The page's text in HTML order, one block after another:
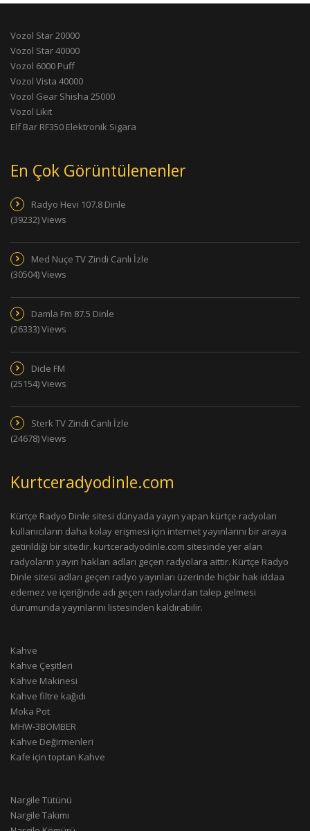
Vozol Star 20000
Vozol Star 40000
Vozol 6000 Puff
Vozol Vista 40000
Vozol Gear Shisha 25000
Vozol Likit
Elf Bar RF350 Elektronik Sigara
En Çok Görüntülenenler
Radyo Hevi 107.8 Dinle
(39232) Views
Med Nuçe TV Zindi Canlı İzle
(30504) Views
Damla Fm 87.5 Dinle
(26333) Views
Dicle FM
(25154) Views
Sterk TV Zindi Canlı İzle
(24678) Views
Kurtceradyodinle.com
Kürtçe Radyo Dinle sitesi dünyada yayın yapan kürtçe radyoları
kullanıcıların daha kolay erişmesi için internet yayınlarını bir araya
getirildiği bir sitedir. kurtceradyodinle.com sitesinde yer alan
radyoların yayın hakları adları geçen radyolara aittir. Kürtçe Radyo
Dinle sitesi adları geçen radyo yayınları üzerinde hiçbir hak iddaa
edemez ve içeriğinde adı geçen radyolardan talep gelmesi
durumunda yayınlarını listesinden kaldırabilir.
Kahve
Kahve Çeşitleri
Kahve Makinesi
Kahve filtre kağıdı
Moka Pot
MHW-3BOMBER
Kahve Değirmenleri
Kafe için toptan Kahve
Nargile Tütünü
Nargile Takımı